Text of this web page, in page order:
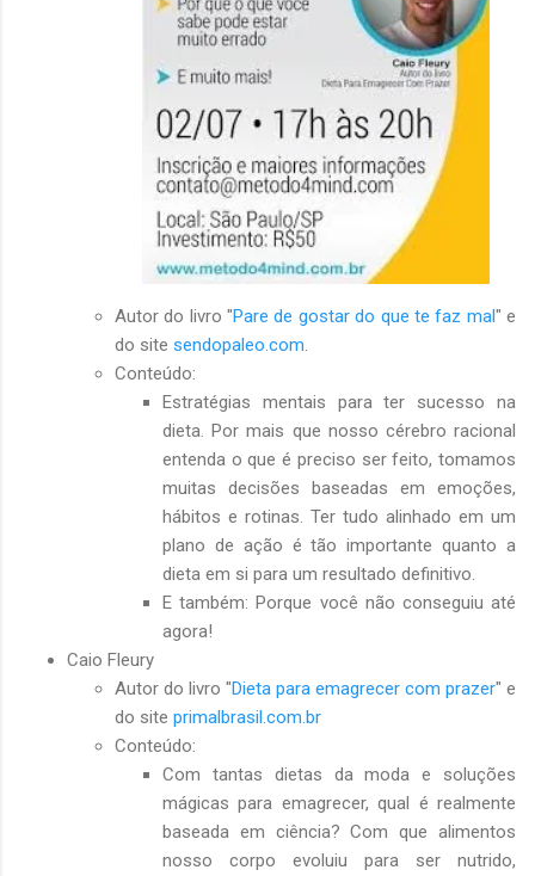
Autor do livro "Pare de gostar do que te faz mal" e
do site sendopaleo.com.
Conteúdo:
Estratégias mentais para ter sucesso na
dieta. Por mais que nosso cérebro racional
entenda o que é preciso ser feito, tomamos
muitas decisões baseadas em emoções,
hábitos e rotinas. Ter tudo alinhado em um
plano de ação é tão importante quanto a
dieta em si para um resultado definitivo.
E também: Porque você não conseguiu até
agora!
Caio Fleury
Autor do livro "Dieta para emagrecer com prazer" e
do site primalbrasil.com.br
Conteúdo:
Com tantas dietas da moda e soluções
mágicas para emagrecer, qual é realmente
baseada em ciência? Com que alimentos
nosso corpo evoluiu para ser nutrido,